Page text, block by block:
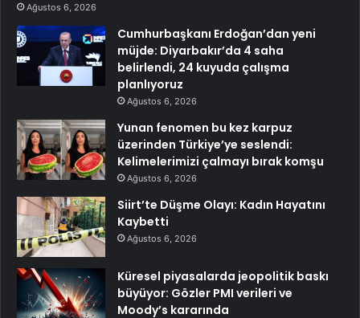
Ağustos 6, 2026
Cumhurbaşkanı Erdoğan’dan yeni
müjde: Diyarbakır’da 4 saha
belirlendi, 24 kuyuda çalışma
planlıyoruz
Ağustos 6, 2026
Yunan fenomen bu kez karpuz
üzerinden Türkiye’ye seslendi:
Kelimelerimizi çalmayı bırak komşu
Ağustos 6, 2026
Siirt’te Düşme Olayı: Kadın Hayatını
Kaybetti
Ağustos 6, 2026
Küresel piyasalarda jeopolitik baskı
büyüyor: Gözler PMI verileri ve
Moody’s kararında